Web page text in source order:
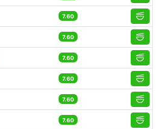
7.60
7.60
7.60
7.60
7.60
7.60